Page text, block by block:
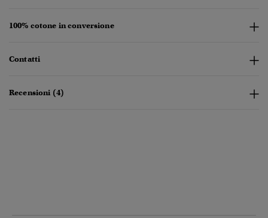
100% cotone in conversione
Contatti
Recensioni (4)